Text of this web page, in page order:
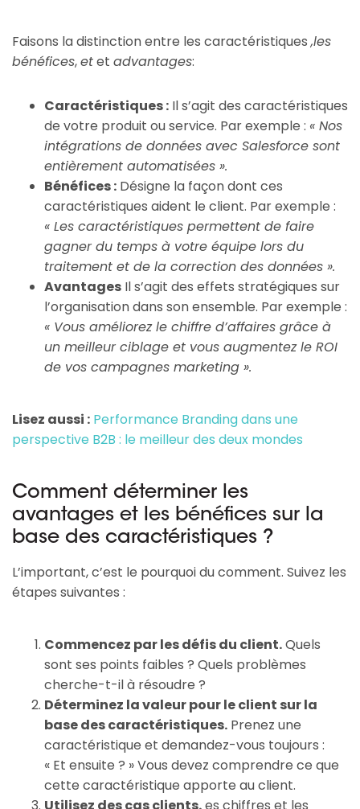
Faisons la distinction entre les caractéristiques,les
bénéfices,etet advantages:
Caractéristiques : Il s’agit des caractéristiques
de votre produit ou service. Par exemple : « Nos
intégrations de données avec Salesforce sont
entièrement automatisées ».
Bénéfices : Désigne la façon dont ces
caractéristiques aident le client. Par exemple :
« Les caractéristiques permettent de faire
gagner du temps à votre équipe lors du
traitement et de la correction des données ».
Avantages Il s’agit des effets stratégiques sur
l’organisation dans son ensemble. Par exemple :
« Vous améliorez le chiffre d’affaires grâce à
un meilleur ciblage et vous augmentez le ROI
de vos campagnes marketing ».
Lisez aussi : Performance Branding dans une
perspective B2B : le meilleur des deux mondes
Comment déterminer les
avantages et les bénéfices sur la
base des caractéristiques ?
L’important, c’est le pourquoi du comment. Suivez les
étapes suivantes :
Commencez par les défis du client.Quels
sont ses points faibles ? Quels problèmes
cherche-t-il à résoudre ?
Déterminez la valeur pour le client sur la
base des caractéristiques. Prenez une
caractéristique et demandez-vous toujours :
« Et ensuite ? » Vous devez comprendre ce que
cette caractéristique apporte au client.